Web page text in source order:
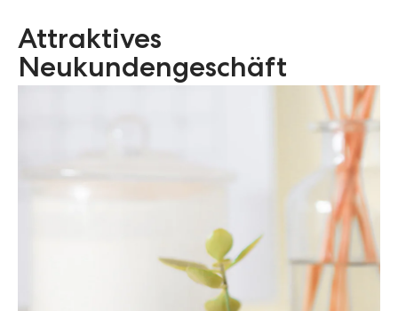
Attraktives
Neukundengeschäft